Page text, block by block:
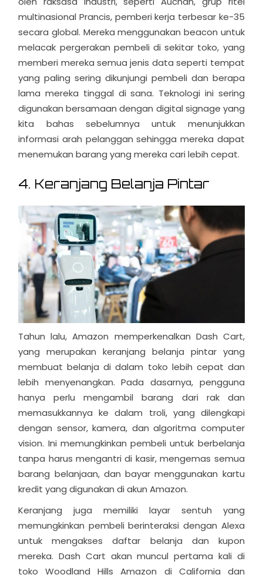
multinasional Prancis, pemberi kerja terbesar ke-35
secara global. Mereka menggunakan beacon untuk
melacak pergerakan pembeli di sekitar toko, yang
memberi mereka semua jenis data seperti tempat
yang paling sering dikunjungi pembeli dan berapa
lama mereka tinggal di sana. Teknologi ini sering
digunakan bersamaan dengan digital signage yang
kita bahas sebelumnya untuk menunjukkan
informasi arah pelanggan sehingga mereka dapat
menemukan barang yang mereka cari lebih cepat.
4. Keranjang Belanja Pintar
Tahun lalu, Amazon memperkenalkan Dash Cart,
yang merupakan keranjang belanja pintar yang
membuat belanja di dalam toko lebih cepat dan
lebih menyenangkan. Pada dasarnya, pengguna
hanya perlu mengambil barang dari rak dan
memasukkannya ke dalam troli, yang dilengkapi
dengan sensor, kamera, dan algoritma computer
vision. Ini memungkinkan pembeli untuk berbelanja
tanpa harus mengantri di kasir, mengemas semua
barang belanjaan, dan bayar menggunakan kartu
kredit yang digunakan di akun Amazon.
Keranjang juga memiliki layar sentuh yang
memungkinkan pembeli berinteraksi dengan Alexa
untuk mengakses daftar belanja dan kupon
mereka. Dash Cart akan muncul pertama kali di
toko Woodland Hills Amazon di California dan